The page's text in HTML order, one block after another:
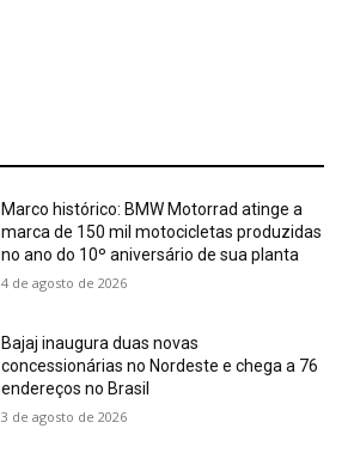
Marco histórico: BMW Motorrad atinge a
marca de 150 mil motocicletas produzidas
no ano do 10º aniversário de sua planta
4 de agosto de 2026
Bajaj inaugura duas novas
concessionárias no Nordeste e chega a 76
endereços no Brasil
3 de agosto de 2026